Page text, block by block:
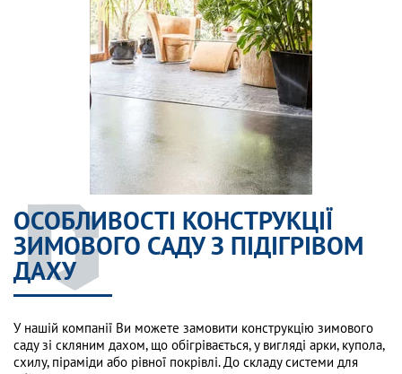
ОСОБЛИВОСТІ КОНСТРУКЦІЇ
ЗИМОВОГО САДУ З ПІДІГРІВОМ
ДАХУ
У нашій компанії Ви можете замовити конструкцію зимового
саду зі скляним дахом, що обігрівається, у вигляді арки, купола,
схилу, піраміди або рівної покрівлі. До складу системи для